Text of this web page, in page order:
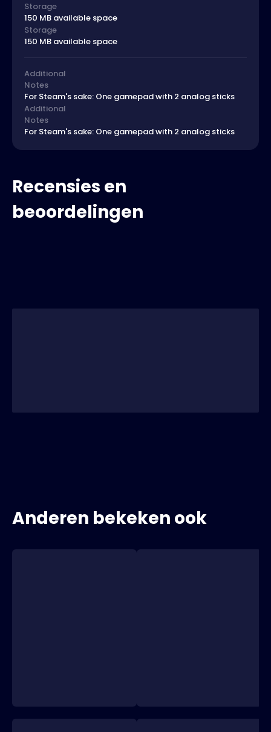
Storage
150 MB available space
Storage
150 MB available space
Additional
Notes
For Steam's sake: One gamepad with 2 analog sticks
Additional
Notes
For Steam's sake: One gamepad with 2 analog sticks
Recensies en
beoordelingen
Anderen bekeken ook